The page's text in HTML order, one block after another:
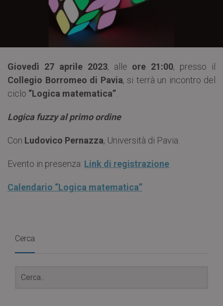
Giovedì 27 aprile 2023, alle ore 21:00, presso il
Collegio Borromeo di Pavia, si terrà un incontro del
ciclo “Logica matematica”
Logica fuzzy al primo ordine
Con Ludovico Pernazza, Università di Pavia.
Evento in presenza: Link di registrazione
Calendario “Logica matematica”
Cerca